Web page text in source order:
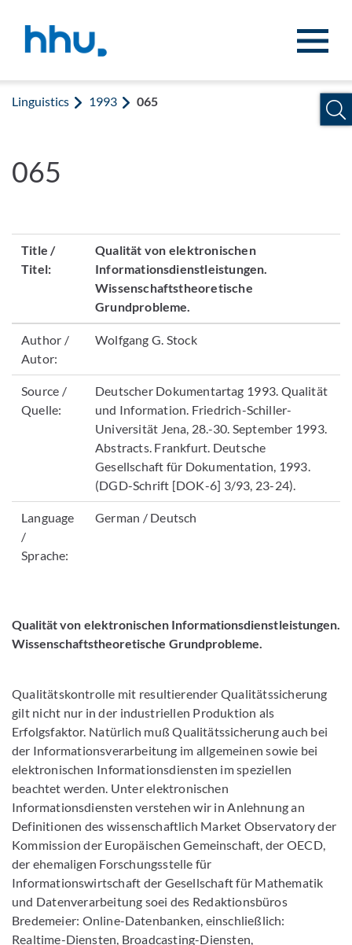
Linguistics 1993 065
065
Title /
Titel:
Qualität von elektronischen
Informationsdienstleistungen.
Wissenschaftstheoretische
Grundprobleme.
Author /
Autor:
Wolfgang G. Stock
Source /
Quelle:
Deutscher Dokumentartag 1993. Qualität
und Information. Friedrich-Schiller-
Universität Jena, 28.-30. September 1993.
Abstracts. Frankfurt. Deutsche
Gesellschaft für Dokumentation, 1993.
(DGD-Schrift [DOK-6] 3/93, 23-24).
Language
/
Sprache:
German / Deutsch
Qualität von elektronischen Informationsdienstleistungen.
Wissenschaftstheoretische Grundprobleme.
Qualitätskontrolle mit resultierender Qualitätssicherung
gilt nicht nur in der industriellen Produktion als
Erfolgsfaktor. Natürlich muß Qualitätssicherung auch bei
der Informationsverarbeitung im allgemeinen sowie bei
elektronischen Informationsdiensten im speziellen
beachtet werden. Unter elektronischen
Informationsdiensten verstehen wir in Anlehnung an
Definitionen des wissenschaftlich Market Observatory der
Kommission der Europäischen Gemeinschaft, der OECD,
der ehemaligen Forschungsstelle für
Informationswirtschaft der Gesellschaft für Mathematik
und Datenverarbeitung soei des Redaktionsbüros
Bredemeier: Online-Datenbanken, einschließlich:
Realtime-Diensten, Broadcasting-Diensten,